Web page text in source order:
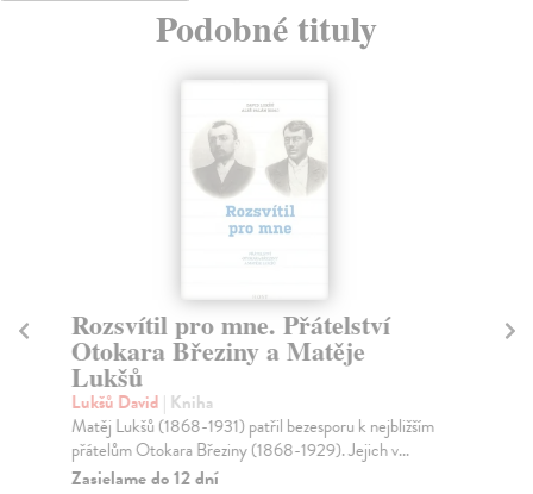
Podobné tituly
Rozsvítil pro mne. Přátelství
Otokara Březiny a Matěje
Lukšů
Lukšů David | Kniha
Matěj Lukšů (1868-1931) patřil bezesporu k nejbližším
přátelům Otokara Březiny (1868-1929). Jejich v...
Zasielame do 12 dní